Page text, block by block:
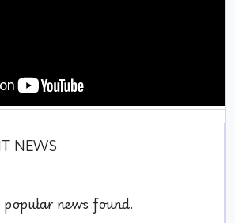
NEWS
popular news found.